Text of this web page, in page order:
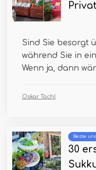
Sind Sie besorgt
während Sie in
Wenn ja, dann
Oskar Tächl
Beste
30